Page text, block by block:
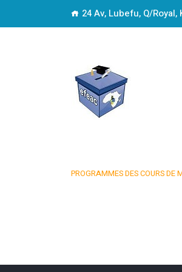
24 Av, Lubefu, Q/
PROGRAMMES DES COURS